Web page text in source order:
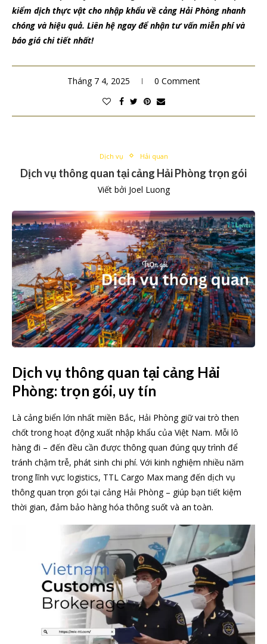
kiểm dịch thực vật cho nhập khẩu về cảng Hải Phòng nhanh
chóng và hiệu quả. Liên hệ ngay để nhận tư vấn miễn phí và
báo giá chi tiết nhất!
Tháng 7 4, 2025 0 Comment
Dịch vụ Hải quan
Dịch vụ thông quan tại cảng Hải Phòng trọn gói
Viết bởi Joel Luong
Dịch vụ thông quan tại cảng Hải
Phòng: trọn gói, uy tín
Là cảng biển lớn nhất miền Bắc, Hải Phòng giữ vai trò then
chốt trong hoạt động xuất nhập khẩu của Việt Nam. Mỗi lô
hàng đi – đến đều cần được thông quan đúng quy trình để
tránh chậm trễ, phát sinh chi phí. Với kinh nghiệm nhiều năm
trong lĩnh vực logistics, TTL Cargo Max mang đến dịch vụ
thông quan trọn gói tại cảng Hải Phòng – giúp bạn tiết kiệm
thời gian, đảm bảo hàng hóa thông suốt và an toàn.